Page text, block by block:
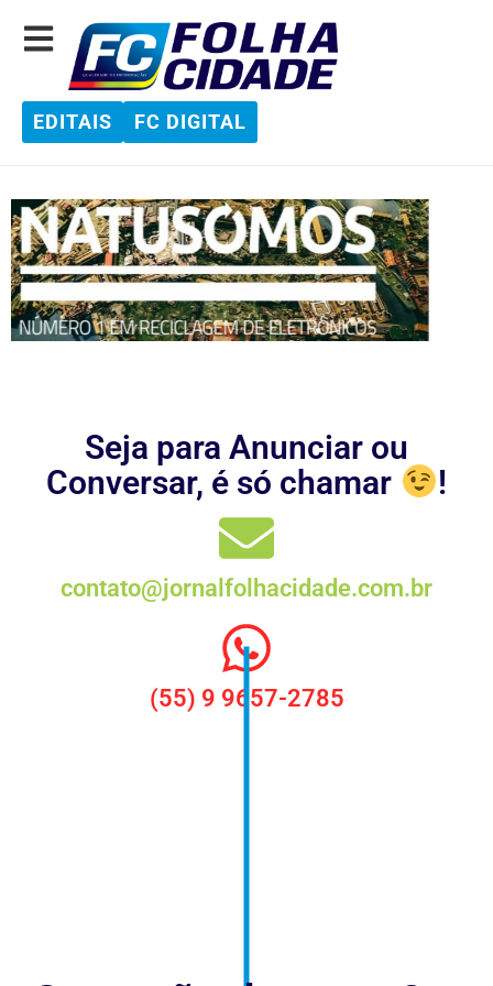
EDITAIS FC DIGITAL
Seja para Anunciar ou
Conversar, é só chamar
!
contato@jornalfolhacidade.com.br
(55) 9 9657-2785